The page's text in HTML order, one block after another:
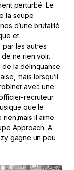
perturbé. Le
la soupe
d’une brutalité
et
les autres
ne rien voir.
la délinquance.
mais lorsqu’il
avec une
recruteur
que le
il aime
Approach. A
gagne un peu